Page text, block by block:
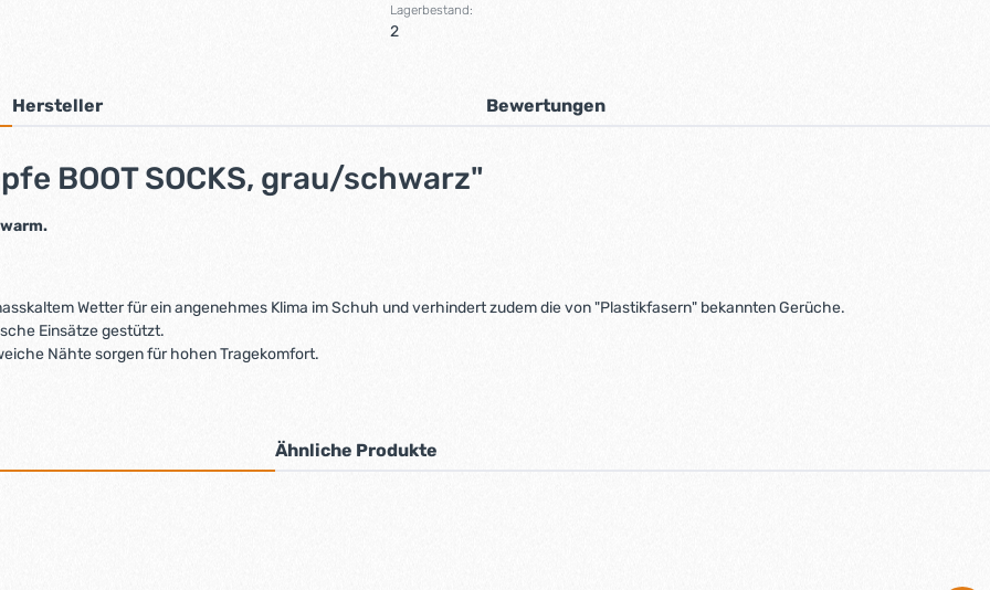
Lagerbestand:
2
Hersteller Bewertungen
BOOT SOCKS, grau/schwarz"
Wetter für ein angenehmes Klima im Schuh und verhindert zudem die von "Plastikfasern" bekannten Gerüche.
Einsätze gestützt.
Nähte sorgen für hohen Tragekomfort.
Ähnliche Produkte